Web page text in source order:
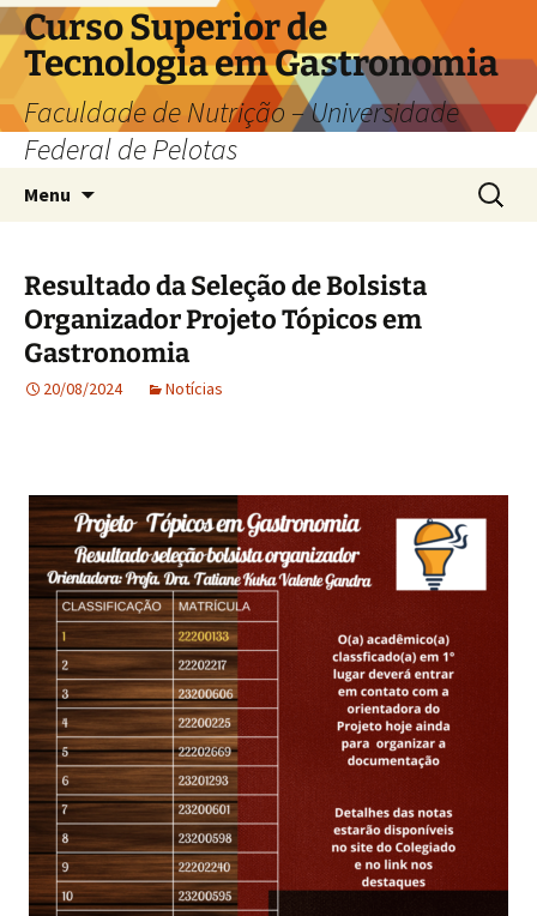
Pular
para
o
conteúdo
Curso Superior de
Tecnologia em Gastronomia
Faculdade de Nutrição – Universidade
Federal de Pelotas
Menu
por:
Resultado da Seleção de Bolsista
Organizador Projeto Tópicos em
Gastronomia
20/08/2024 Notícias